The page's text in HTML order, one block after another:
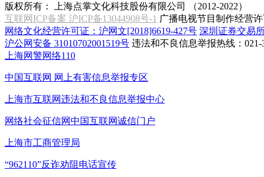
版权所有：
上海点掌文化科技股份有限公司 （2012-2022）
互联网ICP备案 沪ICP备13044908号-1 广播电视节目制作经营
网络文化经营许可证：沪网文[2018]6619-427号 深圳证券交易
沪公网安备 31010702001519号 违法和不良信息举报热线：021-
上海网警网络110
中国互联网 网上有害信息举报专区
上海市互联网违法和不良信息举报中心
网络社会征信网中国互联网诚信门户
上海市工商管理局
“962110”反诈劝阻电话宣传